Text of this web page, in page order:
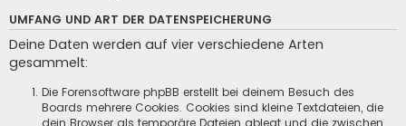
UMFANG UND ART DER DATENSPEICHERUNG
Deine Daten werden auf vier verschiedene Arten
gesammelt:
Die Forensoftware phpBB erstellt bei deinem Besuch des
Boards mehrere Cookies. Cookies sind kleine Textdateien, die